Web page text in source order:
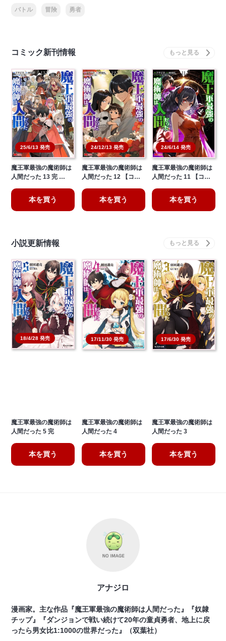
バトル 冒険 勇者
コミック新刊情報
25/6/13 発売
魔王軍最強の魔術師は
人間だった 13 完 …
本を買う
24/12/13 発売
魔王軍最強の魔術師は
人間だった 12 【コ…
本を買う
24/6/14 発売
魔王軍最強の魔術師は
人間だった 11 【コ…
本を買う
小説更新情報
18/4/28 発売
魔王軍最強の魔術師は
人間だった 5 完
本を買う
17/11/30 発売
魔王軍最強の魔術師は
人間だった 4
本を買う
17/6/30 発売
魔王軍最強の魔術師は
人間だった 3
本を買う
アナジロ
漫画家。主な作品『魔王軍最強の魔術師は人間だった』『奴隷
チップ』『ダンジョンで戦い続けて20年の童貞勇者、地上に戻
ったら男女比1:1000の世界だった』（双葉社）